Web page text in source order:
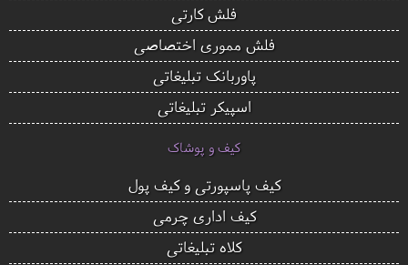
فلش کارتی
فلش مموری اختصاصی
پاوربانک تبلیغاتی
اسپیکر تبلیغاتی
کیف و پوشاک
کیف پاسپورتی و کیف پول
کیف اداری چرمی
کلاه تبلیغاتی